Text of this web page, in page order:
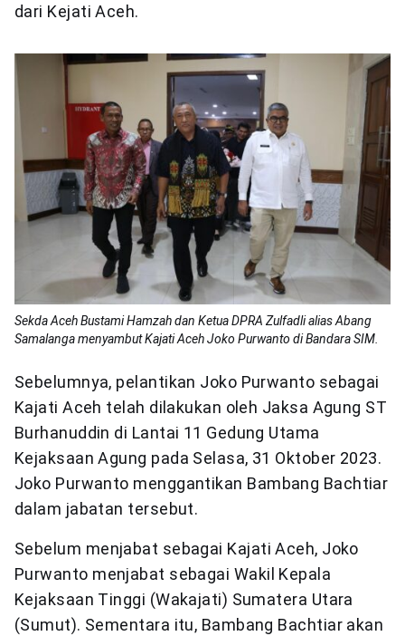
dari Kejati Aceh.
Sekda Aceh Bustami Hamzah dan Ketua DPRA Zulfadli alias Abang
Samalanga menyambut Kajati Aceh Joko Purwanto di Bandara SIM.
Sebelumnya, pelantikan Joko Purwanto sebagai
Kajati Aceh telah dilakukan oleh Jaksa Agung ST
Burhanuddin di Lantai 11 Gedung Utama
Kejaksaan Agung pada Selasa, 31 Oktober 2023.
Joko Purwanto menggantikan Bambang Bachtiar
dalam jabatan tersebut.
Sebelum menjabat sebagai Kajati Aceh, Joko
Purwanto menjabat sebagai Wakil Kepala
Kejaksaan Tinggi (Wakajati) Sumatera Utara
(Sumut). Sementara itu, Bambang Bachtiar akan